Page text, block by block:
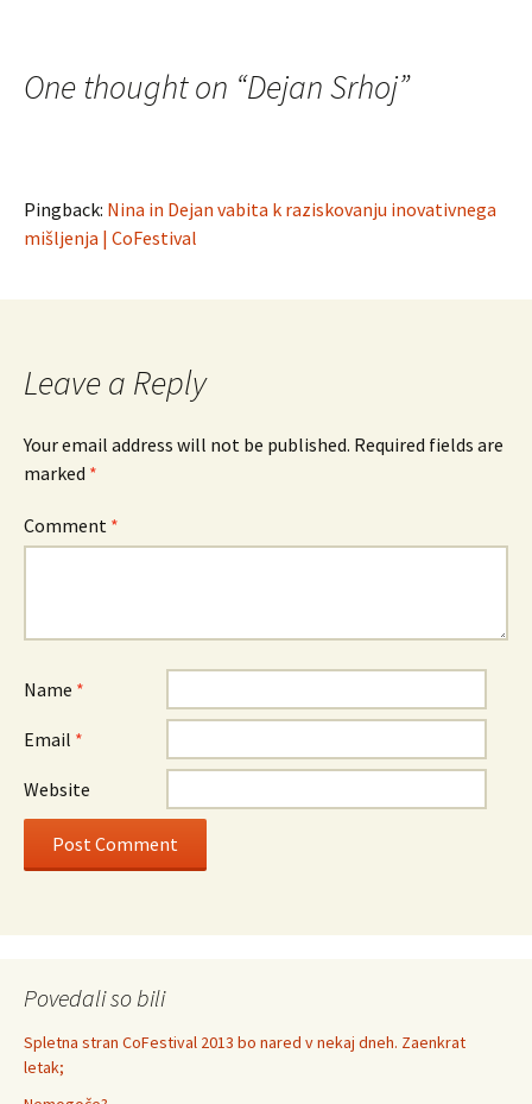
One thought on “Dejan Srhoj”
Pingback: Nina in Dejan vabita k raziskovanju inovativnega
mišljenja | CoFestival
Leave a Reply
Your email address will not be published. Required fields are
marked *
Comment *
Name *
Email *
Website
Povedali so bili
Spletna stran CoFestival 2013 bo nared v nekaj dneh. Zaenkrat
letak;